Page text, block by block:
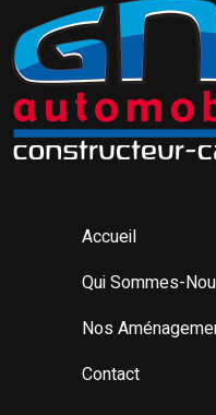
Accueil
Qui Sommes-
Nos
Contact